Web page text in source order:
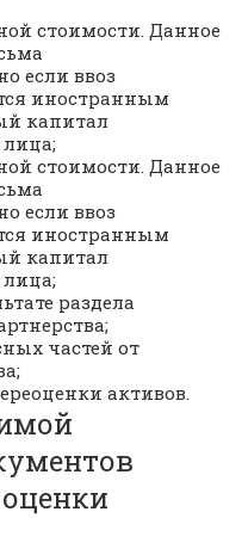
стоимости. Данное
если ввоз
иностранным
капитал
лица;
стоимости. Данное
если ввоз
иностранным
капитал
лица;
раздела
частей от
активов.